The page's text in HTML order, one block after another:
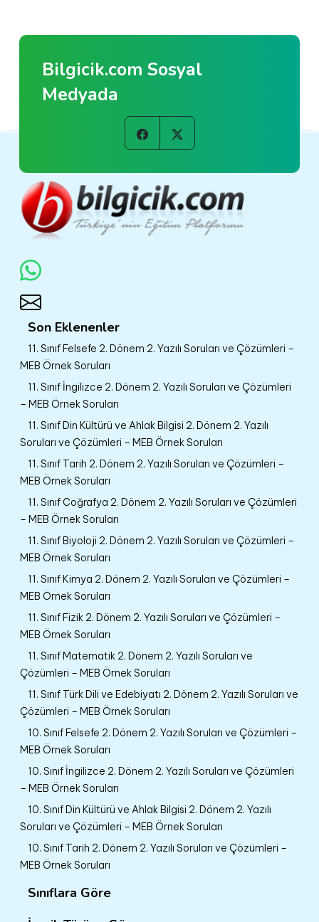
Bilgicik.com Sosyal
Medyada
Son Eklenenler
11. Sınıf Felsefe 2. Dönem 2. Yazılı Soruları ve Çözümleri –
MEB Örnek Soruları
11. Sınıf İngilizce 2. Dönem 2. Yazılı Soruları ve Çözümleri
– MEB Örnek Soruları
11. Sınıf Din Kültürü ve Ahlak Bilgisi 2. Dönem 2. Yazılı
Soruları ve Çözümleri – MEB Örnek Soruları
11. Sınıf Tarih 2. Dönem 2. Yazılı Soruları ve Çözümleri –
MEB Örnek Soruları
11. Sınıf Coğrafya 2. Dönem 2. Yazılı Soruları ve Çözümleri
– MEB Örnek Soruları
11. Sınıf Biyoloji 2. Dönem 2. Yazılı Soruları ve Çözümleri –
MEB Örnek Soruları
11. Sınıf Kimya 2. Dönem 2. Yazılı Soruları ve Çözümleri –
MEB Örnek Soruları
11. Sınıf Fizik 2. Dönem 2. Yazılı Soruları ve Çözümleri –
MEB Örnek Soruları
11. Sınıf Matematik 2. Dönem 2. Yazılı Soruları ve
Çözümleri – MEB Örnek Soruları
11. Sınıf Türk Dili ve Edebiyatı 2. Dönem 2. Yazılı Soruları ve
Çözümleri – MEB Örnek Soruları
10. Sınıf Felsefe 2. Dönem 2. Yazılı Soruları ve Çözümleri –
MEB Örnek Soruları
10. Sınıf İngilizce 2. Dönem 2. Yazılı Soruları ve Çözümleri
– MEB Örnek Soruları
10. Sınıf Din Kültürü ve Ahlak Bilgisi 2. Dönem 2. Yazılı
Soruları ve Çözümleri – MEB Örnek Soruları
10. Sınıf Tarih 2. Dönem 2. Yazılı Soruları ve Çözümleri –
MEB Örnek Soruları
Sınıflara Göre